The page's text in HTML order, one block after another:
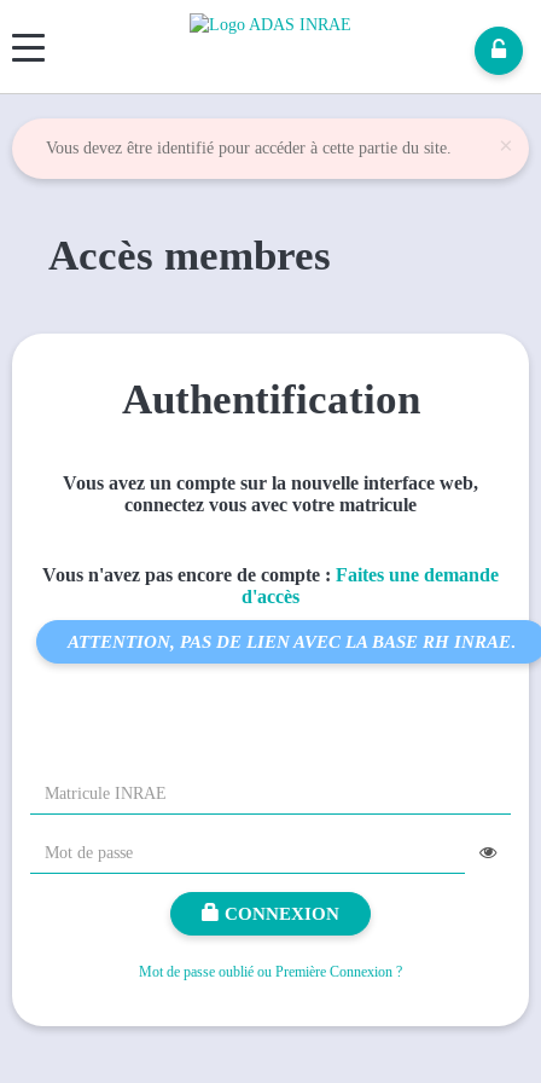
×
Vous devez être identifié pour accéder à cette partie du site.
Accès membres
Authentification
Vous avez un compte sur la nouvelle interface web,
connectez vous avec votre matricule
Vous n'avez pas encore de compte : Faites une demande
d'accès
ATTENTION, PAS DE LIEN AVEC LA BASE RH INRAE.
CONNEXION
Mot de passe oublié ou Première Connexion ?
Panneau de gestion des cookies